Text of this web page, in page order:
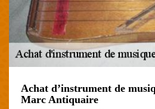
Achat d’instrument de
Marc Antiquaire